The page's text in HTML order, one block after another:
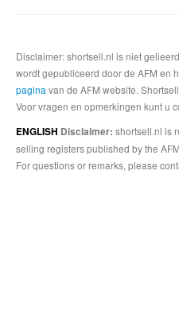
Disclaimer: shortsell.nl is niet
wordt gepubliceerd door de AFM en
pagina van de AFM website.
Voor vragen en opmerkingen kunt u
ENGLISH Disclaimer: shortsell.nl is
selling registers published by the
For questions or remarks, please